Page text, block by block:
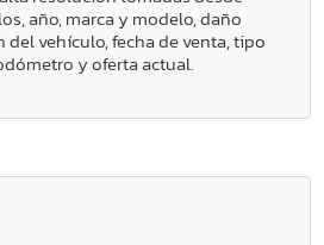
año, marca y modelo, daño
vehículo, fecha de venta, tipo
y oferta actual.